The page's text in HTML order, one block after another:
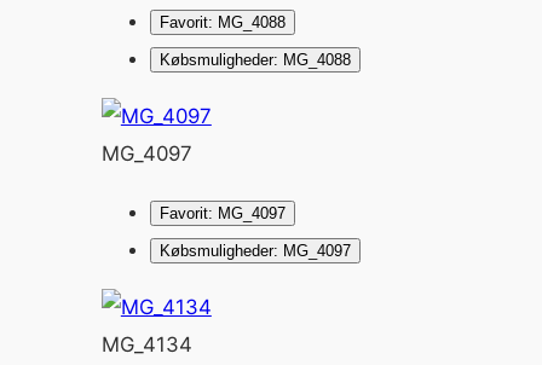
Favorit: MG_4088
Købsmuligheder: MG_4088
MG_4097
Favorit: MG_4097
Købsmuligheder: MG_4097
MG_4134